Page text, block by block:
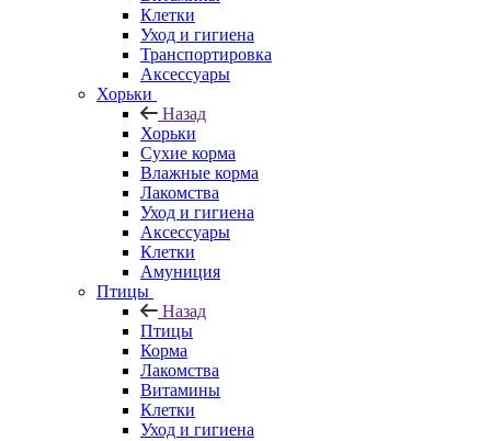
Клетки
Уход и гигиена
Транспортировка
Аксессуары
Хорьки
Назад
Хорьки
Сухие корма
Влажные корма
Лакомства
Уход и гигиена
Аксессуары
Клетки
Амуниция
Птицы
Назад
Птицы
Корма
Лакомства
Витамины
Клетки
Уход и гигиена